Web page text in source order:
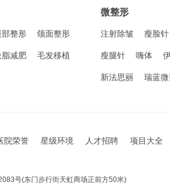
部整形 颌面整形
脂减肥 毛发移植
微整形
注射除皱 瘦脸针
瘦腿针 嗨体
新法思丽 瑞蓝
院荣誉 星级环境 人才招聘 项目大全
号(东门步行街天虹商场正前方50米)